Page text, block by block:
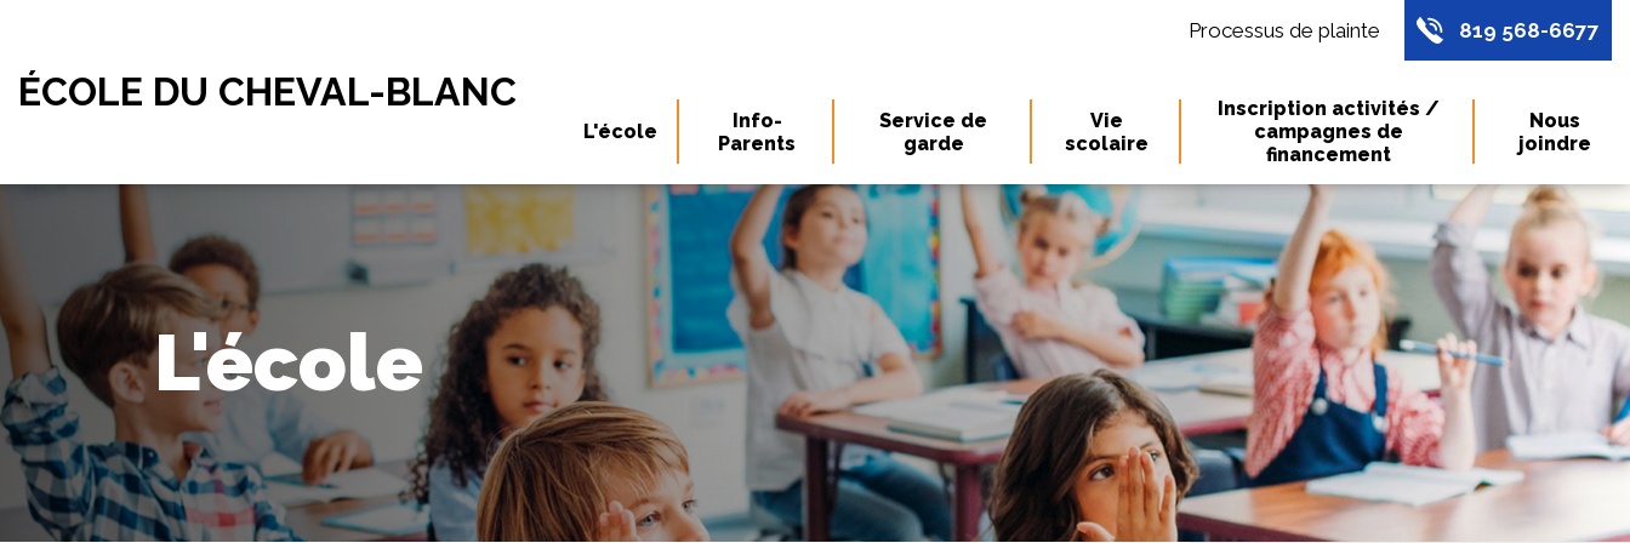
ÉCOLE DU CHEVAL-BLANC
Processus de plainte 819 568-6677
L'école
Info-
Parents
Service de
garde
Vie
scolaire
Inscription activités /
campagnes de
financement
Nous
joindre
L'école